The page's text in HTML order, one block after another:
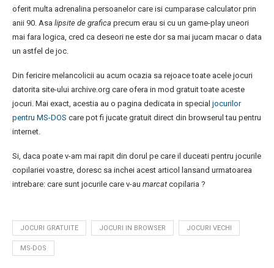
oferit multa adrenalina persoanelor care isi cumparase calculator prin
anii 90. Asa lipsite de grafica precum erau si cu un game-play uneori
mai fara logica, cred ca deseori ne este dor sa mai jucam macar o data
un astfel de joc.
Din fericire melancolicii au acum ocazia sa rejoace toate acele jocuri
datorita site-ului archive.org care ofera in mod gratuit toate aceste
jocuri. Mai exact, acestia au o pagina dedicata in special jocurilor
pentru MS-DOS care pot fi jucate gratuit direct din browserul tau pentru
internet.
Si, daca poate v-am mai rapit din dorul pe care il duceati pentru jocurile
copilariei voastre, doresc sa inchei acest articol lansand urmatoarea
intrebare: care sunt jocurile care v-au marcat copilaria ?
JOCURI GRATUITE JOCURI IN BROWSER JOCURI VECHI
MS-DOS